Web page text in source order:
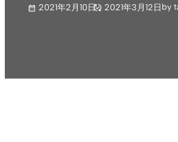
2021年2月10日 2021年3月12日by